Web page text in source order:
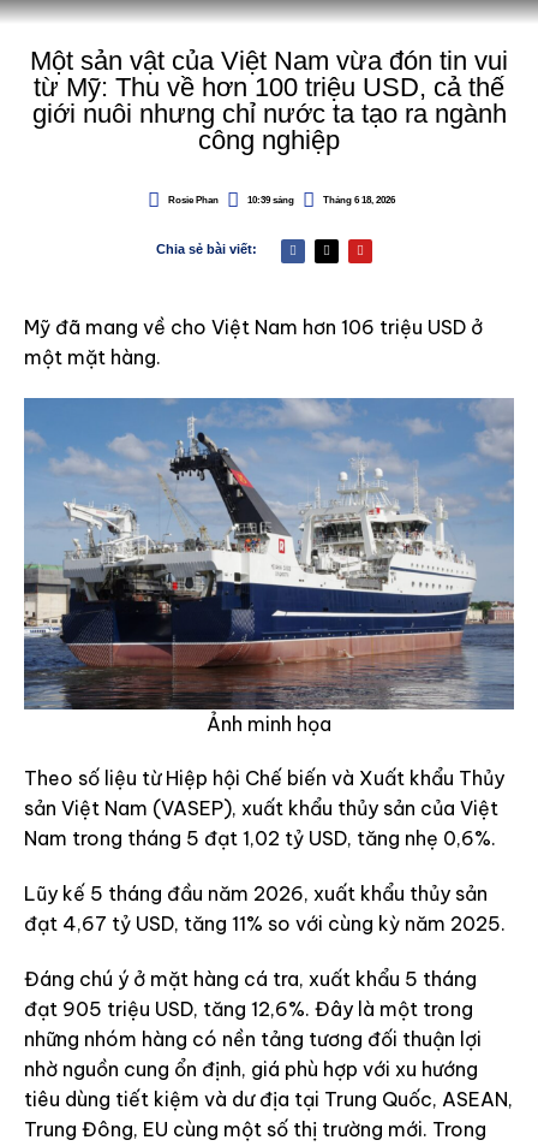
Một sản vật của Việt Nam vừa đón tin vui
từ Mỹ: Thu về hơn 100 triệu USD, cả thế
giới nuôi nhưng chỉ nước ta tạo ra ngành
công nghiệp
Rosie Phan 10:39 sáng Tháng 6 18, 2026
Chia sẻ bài viết:
Mỹ đã mang về cho Việt Nam hơn 106 triệu USD ở
một mặt hàng.
Ảnh minh họa
Theo số liệu từ Hiệp hội Chế biến và Xuất khẩu Thủy
sản Việt Nam (VASEP), xuất khẩu thủy sản của Việt
Nam trong tháng 5 đạt 1,02 tỷ USD, tăng nhẹ 0,6%.
Lũy kế 5 tháng đầu năm 2026, xuất khẩu thủy sản
đạt 4,67 tỷ USD, tăng 11% so với cùng kỳ năm 2025.
Đáng chú ý ở mặt hàng cá tra, xuất khẩu 5 tháng
đạt 905 triệu USD, tăng 12,6%. Đây là một trong
những nhóm hàng có nền tảng tương đối thuận lợi
nhờ nguồn cung ổn định, giá phù hợp với xu hướng
tiêu dùng tiết kiệm và dư địa tại Trung Quốc, ASEAN,
Trung Đông, EU cùng một số thị trường mới. Trong